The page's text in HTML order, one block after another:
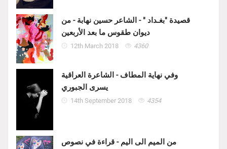
قصيدة "بغـداد " - الشاعر حسين نهابة - من
ديوان طقوس ما بعد الأربعين
12th March 2018 4360
وفي نهاية المطاف - الشاعرة العراقية
يسرى الجبوري
14th September 2018 4354
من الميم الى اليم - قراءة في نصوص